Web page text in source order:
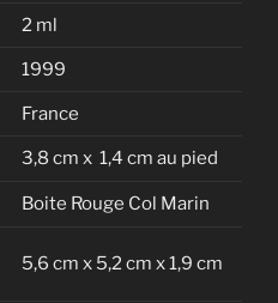
2 ml
1999
France
3,8 cm x 1,4 cm au pied
Boite Rouge Col Marin
5,6 cm x 5,2 cm x 1,9 cm